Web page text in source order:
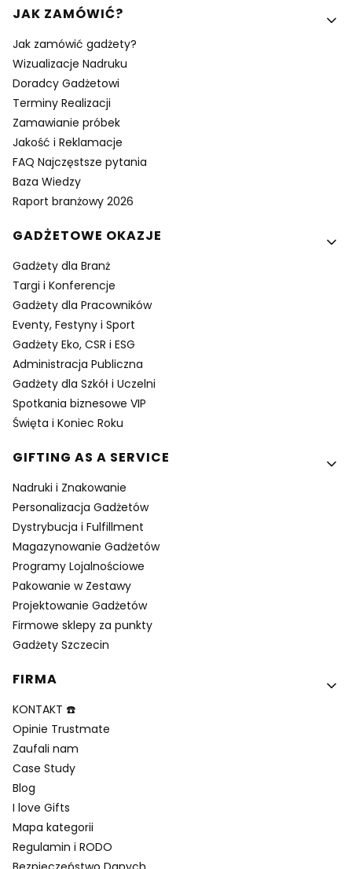
Linki w stopce
JAK ZAMÓWIĆ?
Jak zamówić gadżety?
Wizualizacje Nadruku
Doradcy Gadżetowi
Terminy Realizacji
Zamawianie próbek
Jakość i Reklamacje
FAQ Najczęstsze pytania
Baza Wiedzy
Raport branżowy 2026
GADŻETOWE OKAZJE
Gadżety dla Branż
Targi i Konferencje
Gadżety dla Pracowników
Eventy, Festyny i Sport
Gadżety Eko, CSR i ESG
Administracja Publiczna
Gadżety dla Szkół i Uczelni
Spotkania biznesowe VIP
Święta i Koniec Roku
GIFTING AS A SERVICE
Nadruki i Znakowanie
Personalizacja Gadżetów
Dystrybucja i Fulfillment
Magazynowanie Gadżetów
Programy Lojalnościowe
Pakowanie w Zestawy
Projektowanie Gadżetów
Firmowe sklepy za punkty
Gadżety Szczecin
FIRMA
KONTAKT ☎️
Opinie Trustmate
Zaufali nam
Case Study
Blog
I love Gifts
Mapa kategorii
Regulamin i RODO